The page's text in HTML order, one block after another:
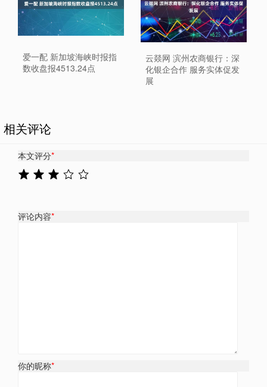
爱一配 新加坡海峡时报指
数收盘报4513.24点
云燚网 滨州农商银行：深
化银企合作 服务实体促发
展
相关评论
本文评分*
评论内容*
你的昵称*